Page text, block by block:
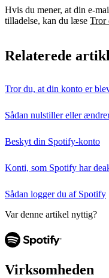
Hvis du mener, at din e-
tilladelse, kan du læse Tror
Relaterede
Tror du, at din konto er
Sådan nulstiller eller
Beskyt din Spotify-konto
Konti, som Spotify har
Sådan logger du af Spotify
Var denne artikel nyttig?
Virksomheden